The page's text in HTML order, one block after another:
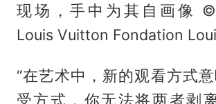
现场，手中为其自画像 ©
Louis Vuitton Fondation
“在艺术中，新的观看方式
受方式，你无法将两者剥